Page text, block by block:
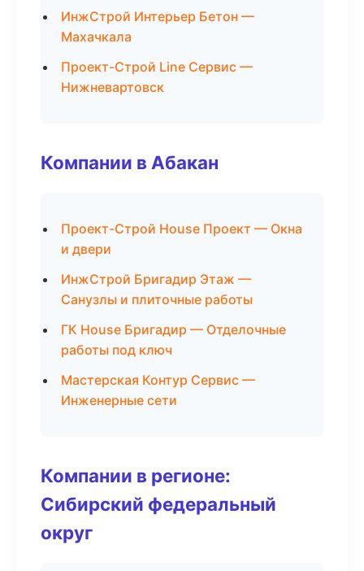
ИнжСтрой Интерьер Бетон —
Махачкала
Проект-Строй Line Сервис —
Нижневартовск
Компании в Абакан
Проект-Строй House Проект — Окна
и двери
ИнжСтрой Бригадир Этаж —
Санузлы и плиточные работы
ГК House Бригадир — Отделочные
работы под ключ
Мастерская Контур Сервис —
Инженерные сети
Компании в регионе:
Сибирский федеральный
округ